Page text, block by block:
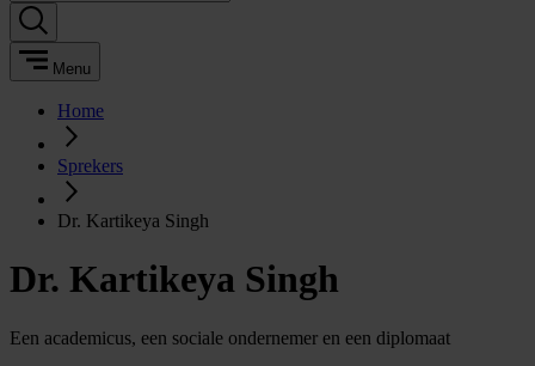
Menu
Home
Sprekers
Dr. Kartikeya Singh
Dr. Kartikeya Singh
Een academicus, een sociale ondernemer en een diplomaat